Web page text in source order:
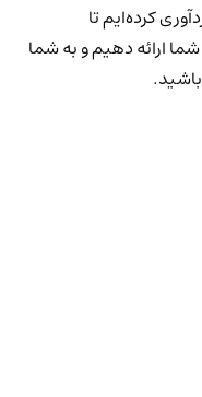
کرده‌ایم تا
ارائه دهیم و به شما